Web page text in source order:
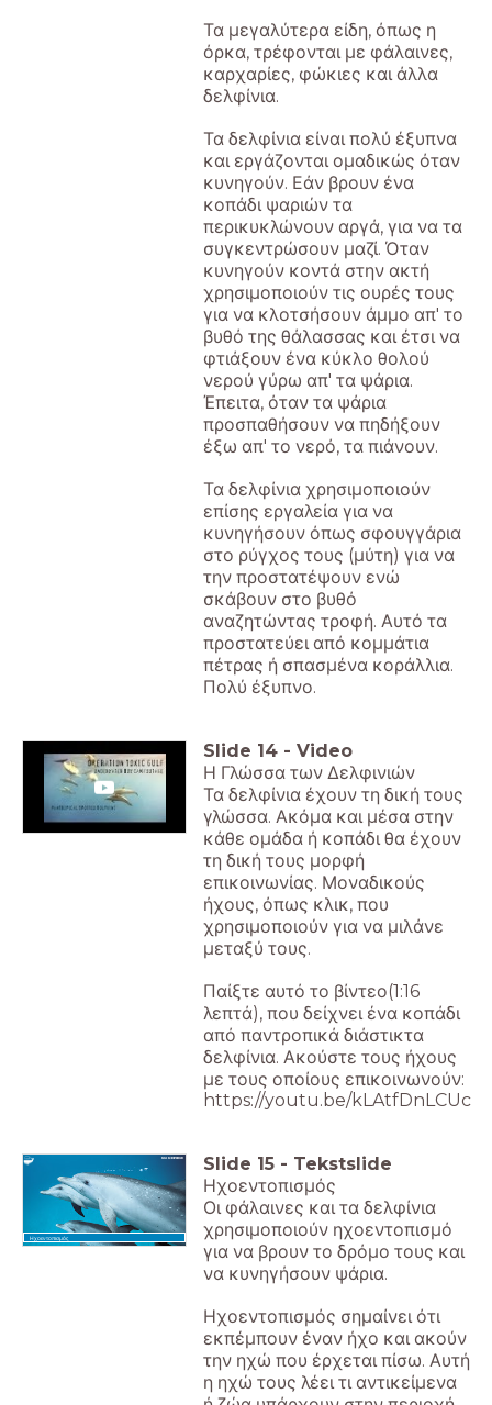
Τα μεγαλύτερα είδη, όπως η
όρκα, τρέφονται με φάλαινες,
καρχαρίες, φώκιες και άλλα
δελφίνια.
Τα δελφίνια είναι πολύ έξυπνα
και εργάζονται ομαδικώς όταν
κυνηγούν. Εάν βρουν ένα
κοπάδι ψαριών τα
περικυκλώνουν αργά, για να τα
συγκεντρώσουν μαζί. Όταν
κυνηγούν κοντά στην ακτή
χρησιμοποιούν τις ουρές τους
για να κλοτσήσουν άμμο απ' το
βυθό της θάλασσας και έτσι να
φτιάξουν ένα κύκλο θολού
νερού γύρω απ' τα ψάρια.
Έπειτα, όταν τα ψάρια
προσπαθήσουν να πηδήξουν
έξω απ' το νερό, τα πιάνουν.
Τα δελφίνια χρησιμοποιούν
επίσης εργαλεία για να
κυνηγήσουν όπως σφουγγάρια
στο ρύγχος τους (μύτη) για να
την προστατέψουν ενώ
σκάβουν στο βυθό
αναζητώντας τροφή. Αυτό τα
προστατεύει από κομμάτια
πέτρας ή σπασμένα κοράλλια.
Πολύ έξυπνο.
Slide 14 - Video
Η Γλώσσα των Δελφινιών
Τα δελφίνια έχουν τη δική τους
γλώσσα. Ακόμα και μέσα στην
κάθε ομάδα ή κοπάδι θα έχουν
τη δική τους μορφή
επικοινωνίας. Μοναδικούς
ήχους, όπως κλικ, που
χρησιμοποιούν για να μιλάνε
μεταξύ τους.
Παίξτε αυτό το βίντεο(1:16
λεπτά), που δείχνει ένα κοπάδι
από παντροπικά διάστικτα
δελφίνια. Ακούστε τους ήχους
με τους οποίους επικοινωνούν:
https://youtu.be/kLAtfDnLCUc
Ηχοεντοπισμός
Slide 15 - Tekstslide
Ηχοεντοπισμός
Οι φάλαινες και τα δελφίνια
χρησιμοποιούν ηχοεντοπισμό
για να βρουν το δρόμο τους και
να κυνηγήσουν ψάρια.
Ηχοεντοπισμός σημαίνει ότι
εκπέμπουν έναν ήχο και ακούν
την ηχώ που έρχεται πίσω. Αυτή
η ηχώ τους λέει τι αντικείμενα